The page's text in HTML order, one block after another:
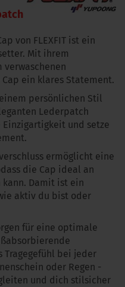
von FLEXFIT ist ein
Mit ihrem
verwaschenen
ein klares Statement.
persönlichen Stil
Lederpatch
und setze
ermöglicht eine
die Cap ideal an
kann. Damit ist ein
aktiv du bist oder
für eine optimale
Tragegefühl bei jeder
oder Regen -
und dich stilsicher